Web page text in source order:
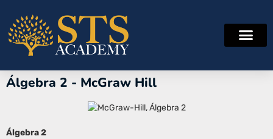
Álgebra 2 - McGraw Hill
Álgebra 2